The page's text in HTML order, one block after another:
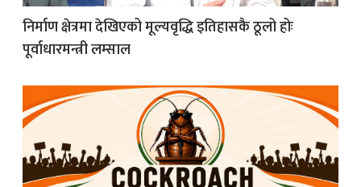
निर्माण क्षेत्रमा देखिएको मूल्यवृद्धि इतिहासकै ठूलो होः
पूर्वाधारमन्त्री लम्साल